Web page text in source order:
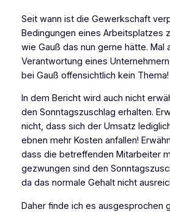
Seit wann ist die Gewerkschaft
Bedingungen eines Arbeitsplatzes
wie Gauß das nun gerne hätte. Mal
Verantwortung eines
bei Gauß offensichtlich kein Thema!
In dem Bericht wird auch nicht
den Sonntagszuschlag erhalten.
nicht, dass sich der Umsatz
ebnen mehr Kosten anfallen!
dass die betreffenden Mitarbeiter
gezwungen sind den
da das normale Gehalt nicht
Daher finde ich es ausgesprochen